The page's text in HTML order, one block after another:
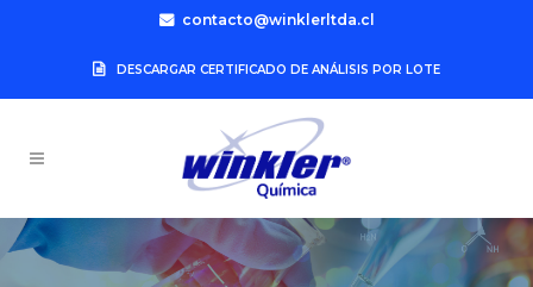
contacto@winklerltda.cl
DESCARGAR CERTIFICADO DE ANÁLISIS POR LOTE